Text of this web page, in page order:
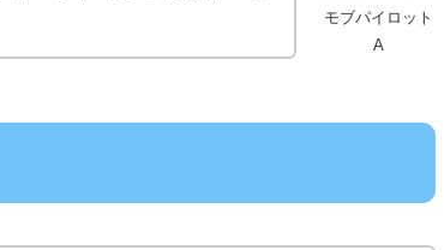
モブパイロット
A